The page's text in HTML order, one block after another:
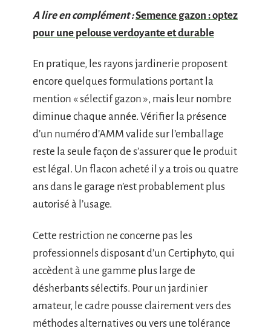
A lire en complément :Semence gazon : optez
pour une pelouse verdoyante et durable
En pratique, les rayons jardinerie proposent
encore quelques formulations portant la
mention « sélectif gazon », mais leur nombre
diminue chaque année. Vérifier la présence
d’un numéro d’AMM valide sur l’emballage
reste la seule façon de s’assurer que le produit
est légal. Un flacon acheté il y a trois ou quatre
ans dans le garage n’est probablement plus
autorisé à l’usage.
Cette restriction ne concerne pas les
professionnels disposant d’un Certiphyto, qui
accèdent à une gamme plus large de
désherbants sélectifs. Pour un jardinier
amateur, le cadre pousse clairement vers des
méthodes alternatives ou vers une tolérance